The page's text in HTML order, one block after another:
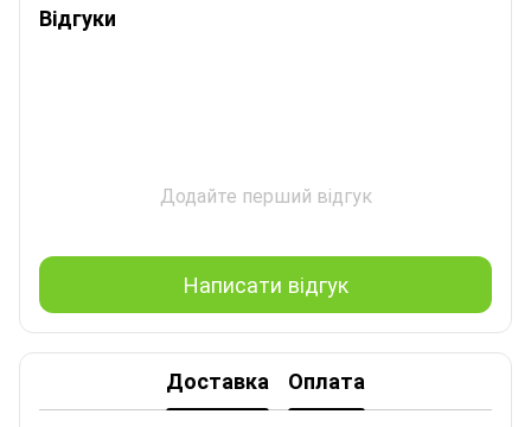
Відгуки
Додайте перший відгук
Написати відгук
Доставка Оплата